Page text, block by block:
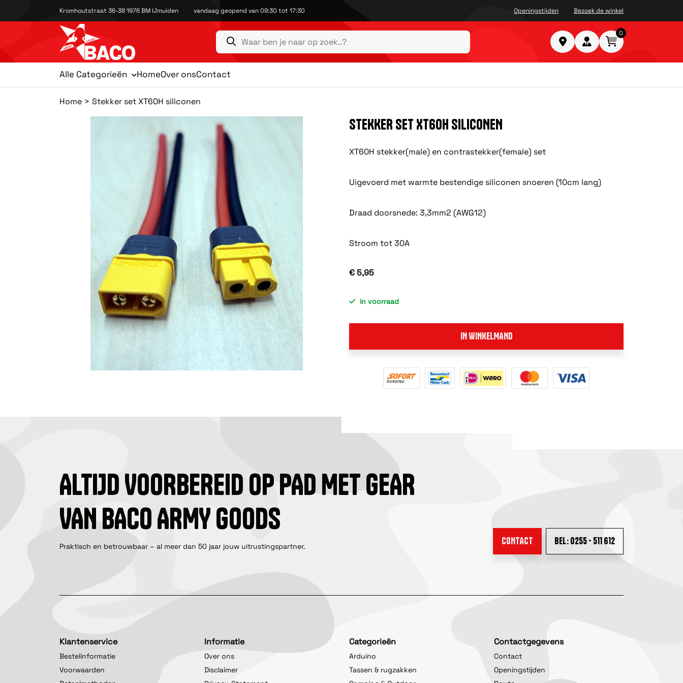
Kromhoutstraat 36-38 1976 BM IJmuiden vandaag geopend van 09:30 tot 17:30 Openingstijden Bezoek de winkel
0
Alle Categorieën HomeOver onsContact
Home Stekker set XT60H siliconen
STEKKER SET XT60H SILICONEN
XT60H stekker(male) en contrastekker(female) set
Uigevoerd met warmte bestendige siliconen snoeren (10cm lang)
Draad doorsnede: 3,3mm2 (AWG12)
Stroom tot 30A
€ 5,95
in voorraad
IN WINKELMAND
ALTIJD VOORBEREID OP PAD MET GEAR
VAN BACO ARMY GOODS
Praktisch en betrouwbaar – al meer dan 50 jaar jouw uitrustingspartner. CONTACT BEL: 0255 - 511 612
Klantenservice
Bestelinformatie
Voorwaarden
Informatie
Over ons
Disclaimer
Categorieën
Arduino
Tassen & rugzakken
Contactgegevens
Contact
Openingstijden